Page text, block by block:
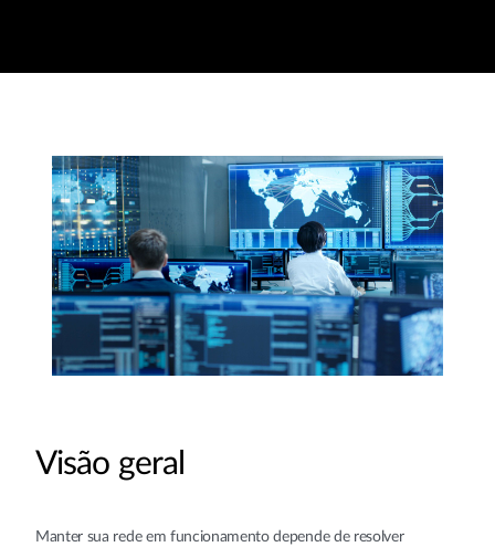
Visão geral
Manter sua rede em funcionamento depende de resolver